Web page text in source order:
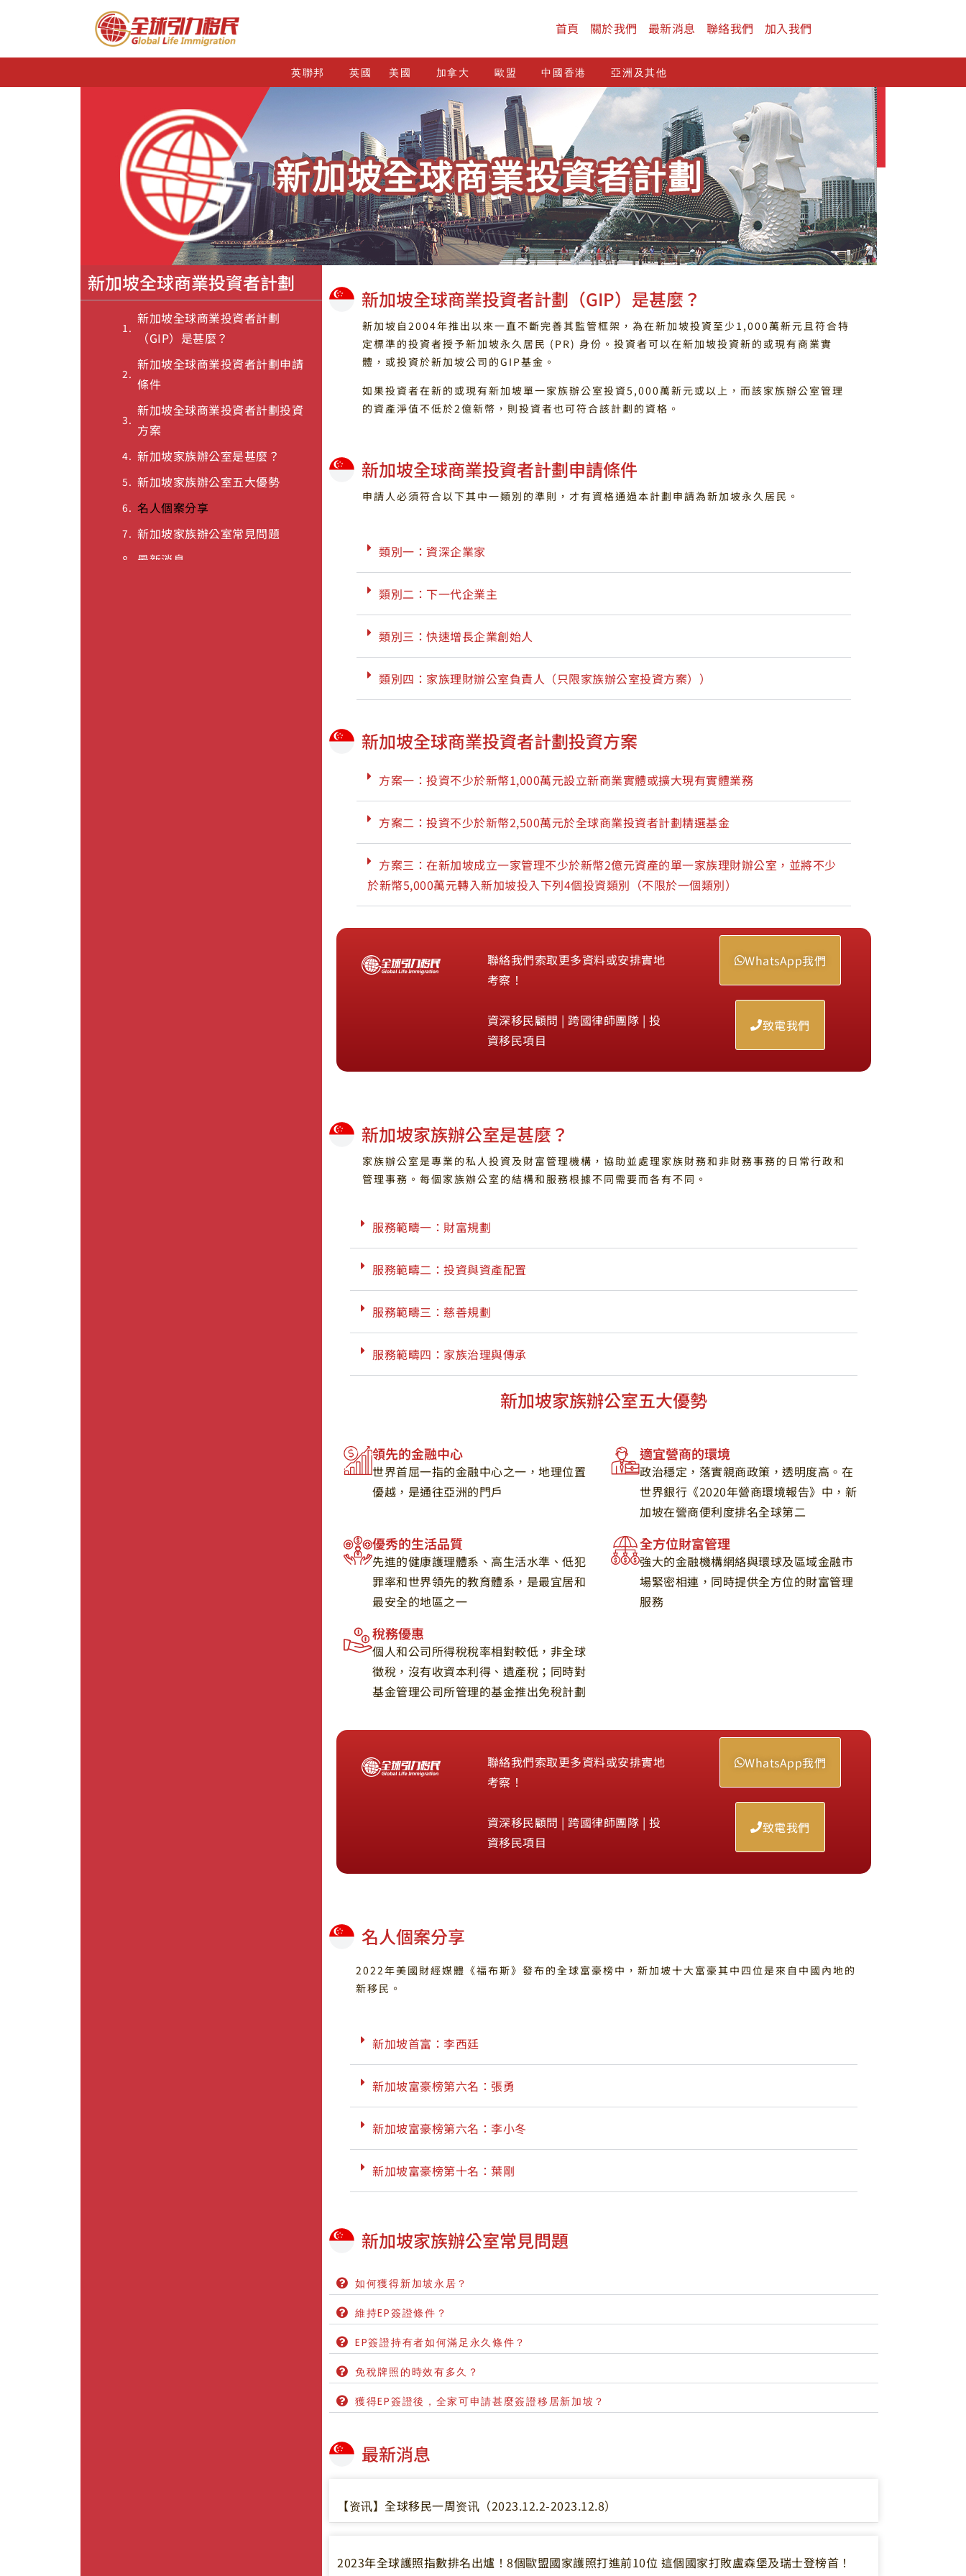
首頁 關於我們 最新消息 聯絡我們 加入我們
英聯邦 英國 美國 加拿大 歐盟 中國香港 亞洲及其他
新加坡全球商業投資者計劃
新加坡全球商業投資者計劃
（GIP）是甚麼？
新加坡全球商業投資者計劃申請
條件
新加坡全球商業投資者計劃投資
方案
新加坡家族辦公室是甚麼？
新加坡家族辦公室五大優勢
名人個案分享
新加坡家族辦公室常見問題
最新消息
新加坡全球商業投資者計劃（GIP）是甚麼？
新加坡⾃2004年推出以來⼀直不斷完善其監管框架，為在新加坡投資至少1,000萬新元且符合特
定標準的投資者授予新加坡永久居民 (PR) 身份。投資者可以在新加坡投資新的或現有商業實
體，或投資於新加坡公司的GIP基金。
如果投資者在新的或現有新加坡單⼀家族辦公室投資5,000萬新元或以上，而該家族辦公室管理
的資產淨值不低於2億新幣，則投資者也可符合該計劃的資格。
新加坡全球商業投資者計劃申請條件
申請人必須符合以下其中一類別的準則，才有資格通過本計劃申請為新加坡永久居民。
類別一：資深企業家
類別二：下一代企業主
類別三：快速增長企業創始人
類別四：家族理財辦公室負責人（只限家族辦公室投資方案））
新加坡全球商業投資者計劃投資方案
方案一：投資不少於新幣1,000萬元設立新商業實體或擴大現有實體業務
方案二：投資不少於新幣2,500萬元於全球商業投資者計劃精選基金
方案三：在新加坡成立一家管理不少於新幣2億元資產的單一家族理財辦公室，並將不少
於新幣5,000萬元轉入新加坡投入下列4個投資類別（不限於⼀個類別）
聯絡我們索取更多資料或安排實地
考察！
資深移民顧問 | 跨國律師團隊 | 投
資移民項目
WhatsApp我們
致電我們
新加坡家族辦公室是甚麼？
家族辦公室是專業的私人投資及財富管理機構，協助並處理家族財務和非財務事務的日常行政和
管理事務。每個家族辦公室的結構和服務根據不同需要而各有不同。
服務範疇一：財富規劃
服務範疇二：投資與資產配置
服務範疇三：慈善規劃
服務範疇四：家族治理與傳承
新加坡家族辦公室五大優勢
領先的金融中心
世界首屈一指的金融中心之一，地理位置
優越，是通往亞洲的門戶
適宜營商的環境
政治穩定，落實親商政策，透明度高。在
世界銀行《2020年營商環境報告》中，新
加坡在營商便利度排名全球第二
優秀的生活品質
先進的健康護理體系、高生活水準、低犯
罪率和世界領先的教育體系，是最宜居和
最安全的地區之一
全方位財富管理
強大的金融機構網絡與環球及區域金融市
場緊密相連，同時提供全方位的財富管理
服務
稅務優惠
個人和公司所得稅稅率相對較低，非全球
徵稅，沒有收資本利得、遺產稅；同時對
基金管理公司所管理的基金推出免稅計劃
聯絡我們索取更多資料或安排實地
考察！
資深移民顧問 | 跨國律師團隊 | 投
資移民項目
WhatsApp我們
致電我們
名人個案分享
2022年美國財經媒體《福布斯》發布的全球富豪榜中，新加坡十大富豪其中四位是來自中國內地的
新移民。
新加坡首富：李西廷
新加坡富豪榜第六名：張勇
新加坡富豪榜第六名：李小冬
新加坡富豪榜第十名：葉剛
新加坡家族辦公室常見問題
如何獲得新加坡永居？
維持EP簽證條件？
EP簽證持有者如何滿足永久條件？
免稅牌照的時效有多久？
獲得EP簽證後，全家可申請甚麼簽證移居新加坡？
最新消息
【资讯】全球移民一周资讯（2023.12.2-2023.12.8）
2023年全球護照指數排名出爐！8個歐盟國家護照打進前10位 這個國家打敗盧森堡及瑞士登榜首！